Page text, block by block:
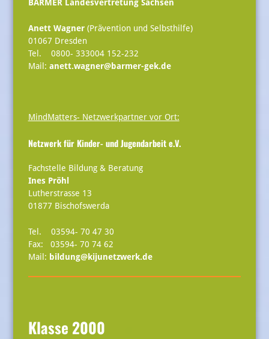
BARMER Landesvertretung Sachsen
Anett Wagner (Prävention und Selbsthilfe)
01067 Dresden
Tel. 0800- 333004 152-232
Mail: anett.wagner@barmer-gek.de
MindMatters- Netzwerkpartner vor Ort:
Netzwerk für Kinder- und Jugendarbeit e.V.
Fachstelle Bildung & Beratung
Ines Pröhl
Lutherstrasse 13
01877 Bischofswerda
Tel. 03594- 70 47 30
Fax: 03594- 70 74 62
Mail: bildung@kijunetzwerk.de
Klasse 2000